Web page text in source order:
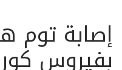
إصابة توم
بفيروس